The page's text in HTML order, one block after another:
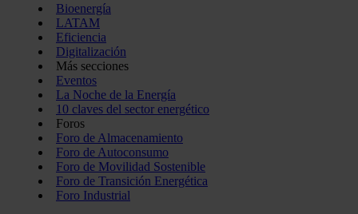
Bioenergía
LATAM
Eficiencia
Digitalización
Más secciones
Eventos
La Noche de la Energía
10 claves del sector energético
Foros
Foro de Almacenamiento
Foro de Autoconsumo
Foro de Movilidad Sostenible
Foro de Transición Energética
Foro Industrial